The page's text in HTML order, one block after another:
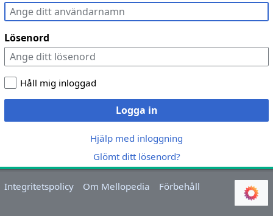
Lösenord
Håll mig inloggad
Logga in
Hjälp med inloggning
Glömt ditt lösenord?
Integritetspolicy Om Mellopedia Förbehåll